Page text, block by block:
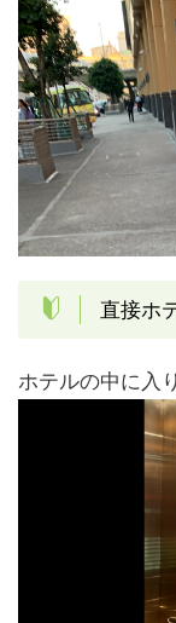
直接ホ
ホテルの中に入